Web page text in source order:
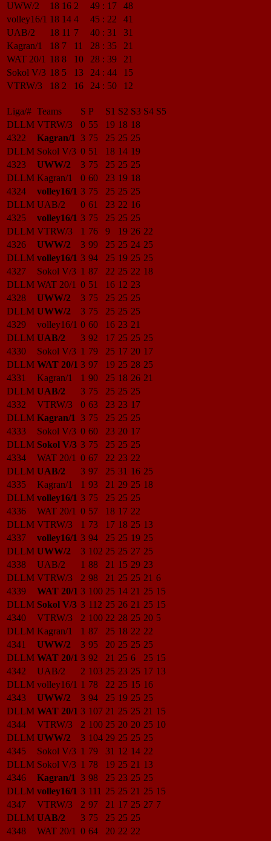
UWW/2
18 16 2 49 : 17
48
volley16/1 18 14 4 45 : 22
41
UAB/2
18 11 7 40 : 31
31
Kagran/1
18 7 11 28 : 35
21
WAT 20/1 18 8 10 28 : 39
21
Sokol V/3 18 5 13 24 : 44
15
VTRW/3
18 2 16 24 : 50 12
Liga/# Teams S P S1 S2 S3 S4 S5
DLLM VTRW/3 0 55 19 18 18
4322
Kagran/1 3 75 25 25 25
DLLM Sokol V/3 0 51 18 14 19
4323
UWW/2 3 75 25 25 25
DLLM Kagran/1 0 60 23 19 18
4324
volley16/1 3 75 25 25 25
DLLM UAB/2 0 61 23 22 16
4325
volley16/1 3 75 25 25 25
DLLM VTRW/3 1 76 9 19 26 22
4326
UWW/2 3 99 25 25 24 25
DLLM volley16/1 3 94 25 19 25 25
4327
Sokol V/3 1 87 22 25 22 18
DLLM WAT 20/1 0 51 16 12 23
4328
UWW/2 3 75 25 25 25
DLLM UWW/2 3 75 25 25 25
4329
volley16/1 0 60 16 23 21
DLLM UAB/2 3 92 17 25 25 25
4330
Sokol V/3 1 79 25 17 20 17
DLLM WAT 20/1 3 97 19 25 28 25
4331
Kagran/1 1 90 25 18 26 21
DLLM UAB/2 3 75 25 25 25
4332
VTRW/3 0 63 23 23 17
DLLM Kagran/1 3 75 25 25 25
4333
Sokol V/3 0 60 23 20 17
DLLM Sokol V/3 3 75 25 25 25
4334
WAT 20/1 0 67 22 23 22
DLLM UAB/2 3 97 25 31 16 25
4335
Kagran/1 1 93 21 29 25 18
DLLM volley16/1 3 75 25 25 25
4336
WAT 20/1 0 57 18 17 22
DLLM VTRW/3 1 73 17 18 25 13
4337
volley16/1 3 94 25 25 19 25
DLLM UWW/2 3 102 25 25 27 25
4338
UAB/2 1 88 21 15 29 23
DLLM VTRW/3 2 98 21 25 25 21 6
4339
WAT 20/1 3 100 25 14 21 25 15
DLLM Sokol V/3 3 112 25 26 21 25 15
4340
VTRW/3 2 100 22 28 25 20 5
DLLM Kagran/1 1 87 25 18 22 22
4341
UWW/2 3 95 20 25 25 25
DLLM WAT 20/1 3 92 21 25 6 25 15
4342
UAB/2 2 103 25 23 25 17 13
DLLM volley16/1 1 78 22 25 15 16
4343
UWW/2 3 94 25 19 25 25
DLLM WAT 20/1 3 107 21 25 25 21 15
4344
VTRW/3 2 100 25 20 20 25 10
DLLM UWW/2 3 104 29 25 25 25
4345
Sokol V/3 1 79 31 12 14 22
DLLM Sokol V/3 1 78 19 25 21 13
4346
Kagran/1 3 98 25 23 25 25
DLLM volley16/1 3 111 25 25 21 25 15
4347
VTRW/3 2 97 21 17 25 27 7
DLLM UAB/2 3 75 25 25 25
4348
WAT 20/1 0 64 20 22 22